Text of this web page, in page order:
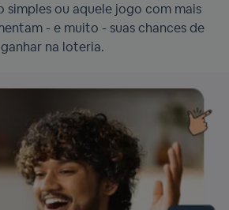
simples ou aquele jogo com mais
- e muito - suas chances de
ganhar na loteria.